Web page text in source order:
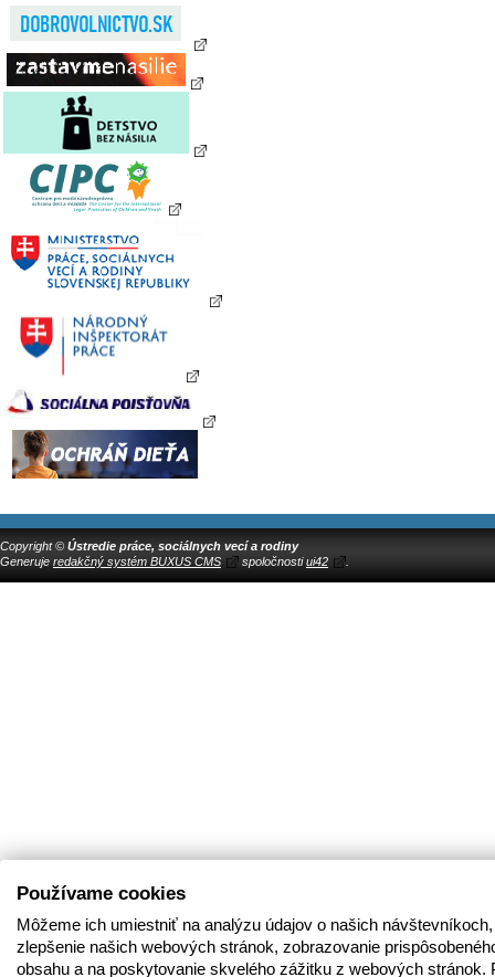
Copyright © Ústredie práce, sociálnych vecí a rodiny
Generuje redakčný systém BUXUS CMS spoločnostiui42
Používame cookies
Môžeme ich umiestniť na analýzu údajov o našich
zlepšenie našich webových stránok, zobrazovanie
obsahu a na poskytovanie skvelého zážitku z webových stránok.